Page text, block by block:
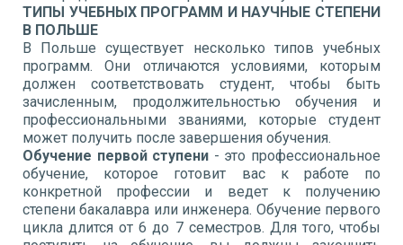
ТИПЫ УЧЕБНЫХ ПРОГРАММ И НАУЧНЫЕ СТЕПЕНИ
В ПОЛЬШЕ
В Польше существует несколько типов учебных
программ. Они отличаются условиями, которым
должен соответствовать студент, чтобы быть
зачисленным, продолжительностью обучения и
профессиональными званиями, которые студент
может получить после завершения обучения.
Обучение первой ступени - это профессиональное
обучение, которое готовит вас к работе по
конкретной профессии и ведет к получению
степени бакалавра или инженера. Обучение первого
цикла длится от 6 до 7 семестров. Для того, чтобы